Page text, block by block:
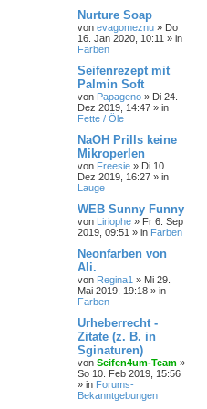
Nurture Soap
von evagomeznu » Do
16. Jan 2020, 10:11 » in
Farben
Seifenrezept mit
Palmin Soft
von Papageno » Di 24.
Dez 2019, 14:47 » in
Fette / Öle
NaOH Prills keine
Mikroperlen
von Freesie » Di 10.
Dez 2019, 16:27 » in
Lauge
WEB Sunny Funny
von Liriophe » Fr 6. Sep
2019, 09:51 » in Farben
Neonfarben von
Ali.
von Regina1 » Mi 29.
Mai 2019, 19:18 » in
Farben
Urheberrecht -
Zitate (z. B. in
Sginaturen)
von Seifen4um-Team »
So 10. Feb 2019, 15:56
» in Forums-
Bekanntgebungen